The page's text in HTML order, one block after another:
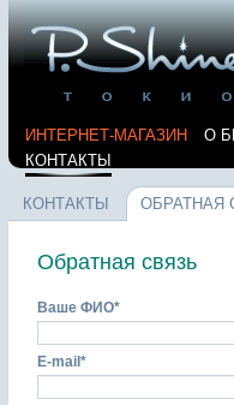
ИНТЕРНЕТ-МАГАЗИН О
КОНТАКТЫ
КОНТАКТЫ ОБРАТНАЯ
Обратная связь
Ваше ФИО*
E-mail*